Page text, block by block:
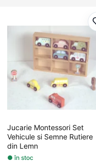
Jucarie Montessori Set
Vehicule si Semne Rutiere
din Lemn
● în stoc